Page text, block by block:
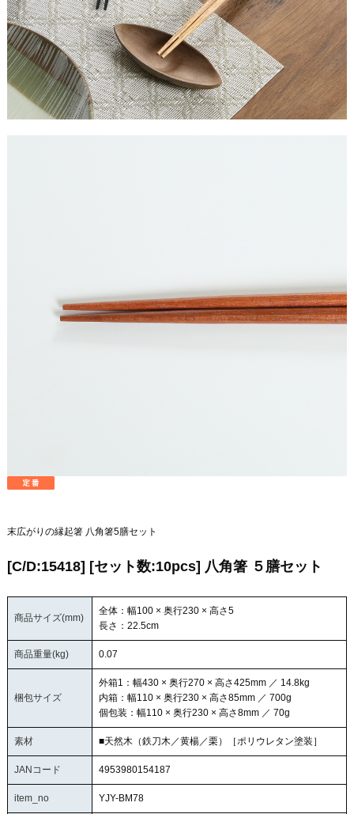
末広がりの縁起箸 八角箸5膳セット
[C/D:15418] [セット数:10pcs] 八角箸 ５膳セット
商品サイズ(mm)
全体：幅100 × 奥行230 × 高さ5
長さ：22.5cm
商品重量(kg) 0.07
梱包サイズ
外箱1：幅430 × 奥行270 × 高さ425mm ／ 14.8kg
内箱：幅110 × 奥行230 × 高さ85mm ／ 700g
個包装：幅110 × 奥行230 × 高さ8mm ／ 70g
素材 ■天然木（鉄刀木／黄楊／栗）［ポリウレタン塗装］
JANコード 4953980154187
item_no YJY-BM78